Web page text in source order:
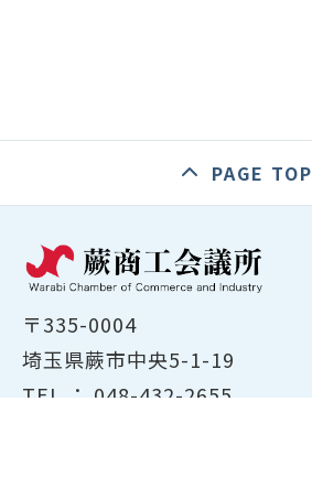
PAGE TOP
〒335-0004
埼玉県蕨市中央5-1-19
TEL ： 048-432-2655